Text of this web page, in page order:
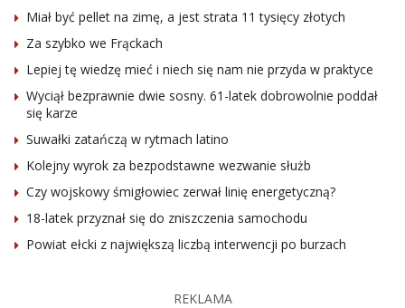
Miał być pellet na zimę, a jest strata 11 tysięcy złotych
Za szybko we Frąckach
Lepiej tę wiedzę mieć i niech się nam nie przyda w praktyce
Wyciął bezprawnie dwie sosny. 61-latek dobrowolnie poddał
się karze
Suwałki zatańczą w rytmach latino
Kolejny wyrok za bezpodstawne wezwanie służb
Czy wojskowy śmigłowiec zerwał linię energetyczną?
18-latek przyznał się do zniszczenia samochodu
Powiat ełcki z największą liczbą interwencji po burzach
REKLAMA